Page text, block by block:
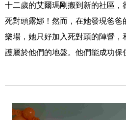
十二歲的艾爾瑪剛搬到新的社區，
死對頭露娜！然而，在她發現爸爸
樂場，她只好加入死對頭的陣營，
護屬於他們的地盤。他們能成功保